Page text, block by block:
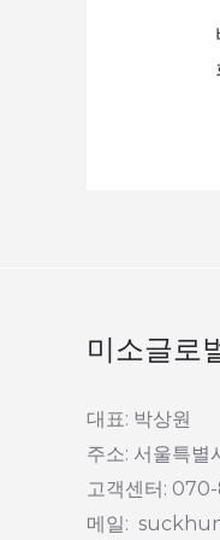
미소글로
대표: 박상원
주소: 서울특별
고객센터:
메일: